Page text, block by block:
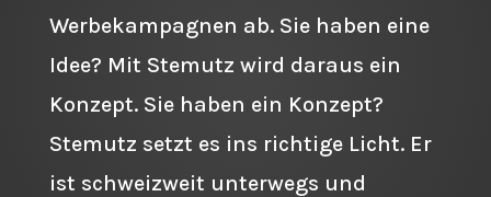
Werbekampagnen ab. Sie haben eine
Idee? Mit Stemutz wird daraus ein
Konzept. Sie haben ein Konzept?
Stemutz setzt es ins richtige Licht. Er
ist schweizweit unterwegs und